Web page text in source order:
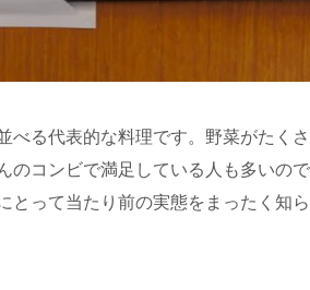
る代表的な料理です。野菜がたく
のコンビで満足している人も多い
って当たり前の実態をまったく知